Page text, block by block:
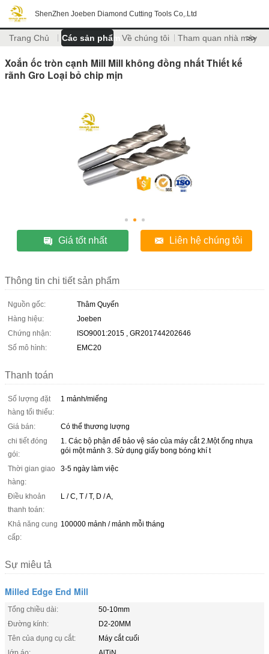
ShenZhen Joeben Diamond Cutting Tools Co,.Ltd
Trang Chủ Các sản phẩm Về chúng tôi Tham quan nhà máy
>>
Xoắn ốc tròn cạnh Mill Mill không đồng nhất Thiết kế
rãnh Gro Loại bỏ chip mịn
Giá tốt nhất Liên hệ chúng tôi
Thông tin chi tiết sản phẩm
Nguồn gốc:
Thâm Quyến
Hàng hiệu:
Joeben
Chứng nhận:
ISO9001:2015 , GR201744202646
Số mô hình:
EMC20
Thanh toán
Số lượng đặt
hàng tối thiểu:
1 mảnh/miếng
Giá bán:
Có thể thương lượng
chi tiết đóng
gói:
1. Các bộ phận để bảo vệ sáo của máy cắt 2.Một ống nhựa
gói một mảnh 3. Sử dụng giấy bong bóng khí t
Thời gian giao
hàng:
3-5 ngày làm việc
Điều khoản
thanh toán:
L / C, T / T, D / A,
Khả năng cung
cấp:
100000 mảnh / mảnh mỗi tháng
Sự miêu tả
Milled Edge End Mill
Tổng chiều dài:
50-10mm
Đường kính:
D2-20MM
Tên của dụng cụ cắt:
Máy cắt cuối